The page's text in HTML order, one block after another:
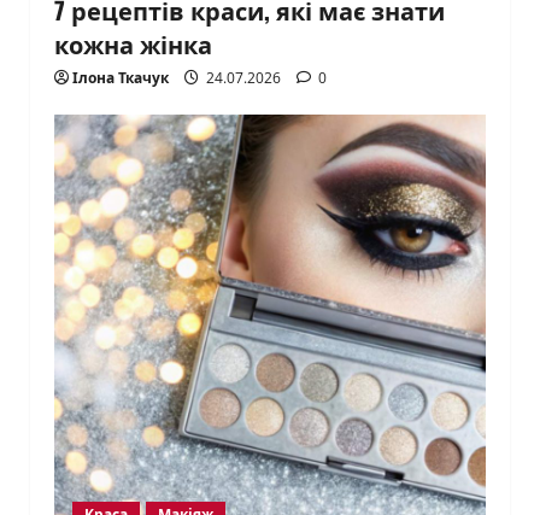
7 рецептів краси, які має знати
кожна жінка
Ілона Ткачук 24.07.2026 0